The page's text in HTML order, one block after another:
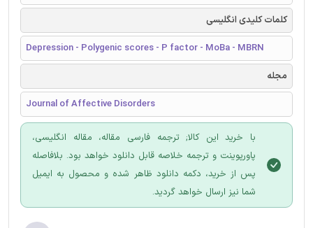
کلمات کلیدی انگلیسی
Depression - Polygenic scores - P factor - MoBa - MBRN
مجله
Journal of Affective Disorders
با خرید این کالا; ترجمه فارسی مقاله، مقاله انگلیسی،
پاورپوینت و ترجمه خلاصه قابل دانلود خواهد بود. بلافاصله
پس از خرید، دکمه دانلود ظاهر شده و محصول به ایمیل
شما نیز ارسال خواهد گردید.